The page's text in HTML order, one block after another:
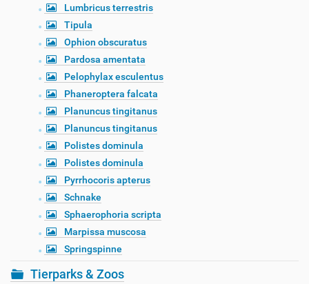
Lumbricus terrestris
Tipula
Ophion obscuratus
Pardosa amentata
Pelophylax esculentus
Phaneroptera falcata
Planuncus tingitanus
Planuncus tingitanus
Polistes dominula
Polistes dominula
Pyrrhocoris apterus
Schnake
Sphaerophoria scripta
Marpissa muscosa
Springspinne
Tierparks & Zoos